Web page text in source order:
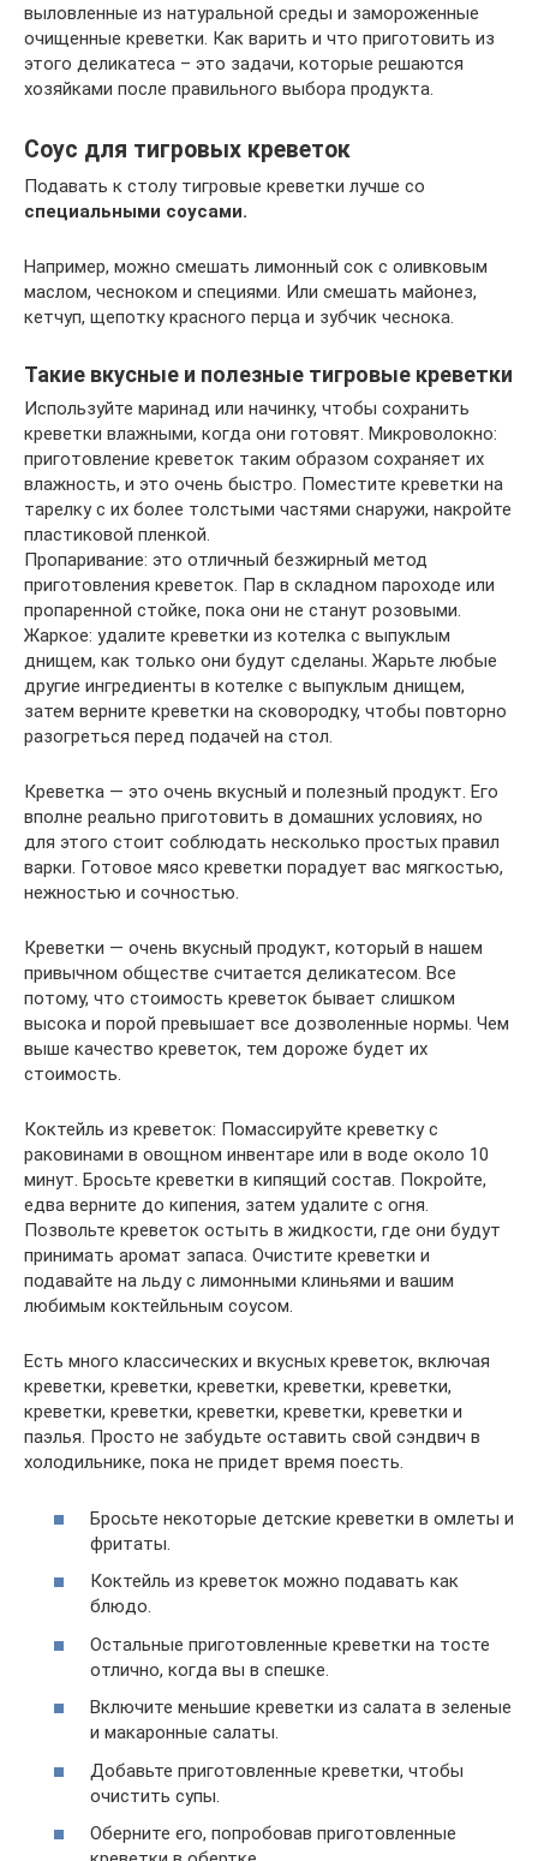
выловленные из натуральной среды и замороженные
очищенные креветки. Как варить и что приготовить из
этого деликатеса – это задачи, которые решаются
хозяйками после правильного выбора продукта.
Соус для тигровых креветок
Подавать к столу тигровые креветки лучше со
специальными соусами.
Например, можно смешать лимонный сок с оливковым
маслом, чесноком и специями. Или смешать майонез,
кетчуп, щепотку красного перца и зубчик чеснока.
Такие вкусные и полезные тигровые креветки
Используйте маринад или начинку, чтобы сохранить
креветки влажными, когда они готовят. Микроволокно:
приготовление креветок таким образом сохраняет их
влажность, и это очень быстро. Поместите креветки на
тарелку с их более толстыми частями снаружи, накройте
пластиковой пленкой.
Пропаривание: это отличный безжирный метод
приготовления креветок. Пар в складном пароходе или
пропаренной стойке, пока они не станут розовыми.
Жаркое: удалите креветки из котелка с выпуклым
днищем, как только они будут сделаны. Жарьте любые
другие ингредиенты в котелке с выпуклым днищем,
затем верните креветки на сковородку, чтобы повторно
разогреться перед подачей на стол.
Креветка — это очень вкусный и полезный продукт. Его
вполне реально приготовить в домашних условиях, но
для этого стоит соблюдать несколько простых правил
варки. Готовое мясо креветки порадует вас мягкостью,
нежностью и сочностью.
Креветки — очень вкусный продукт, который в нашем
привычном обществе считается деликатесом. Все
потому, что стоимость креветок бывает слишком
высока и порой превышает все дозволенные нормы. Чем
выше качество креветок, тем дороже будет их
стоимость.
Коктейль из креветок: Помассируйте креветку с
раковинами в овощном инвентаре или в воде около 10
минут. Бросьте креветки в кипящий состав. Покройте,
едва верните до кипения, затем удалите с огня.
Позвольте креветок остыть в жидкости, где они будут
принимать аромат запаса. Очистите креветки и
подавайте на льду с лимонными клиньями и вашим
любимым коктейльным соусом.
Есть много классических и вкусных креветок, включая
креветки, креветки, креветки, креветки, креветки,
креветки, креветки, креветки, креветки, креветки и
паэлья. Просто не забудьте оставить свой сэндвич в
холодильнике, пока не придет время поесть.
Бросьте некоторые детские креветки в омлеты и
фритаты.
Коктейль из креветок можно подавать как
блюдо.
Остальные приготовленные креветки на тосте
отлично, когда вы в спешке.
Включите меньшие креветки из салата в зеленые
и макаронные салаты.
Добавьте приготовленные креветки, чтобы
очистить супы.
Оберните его, попробовав приготовленные